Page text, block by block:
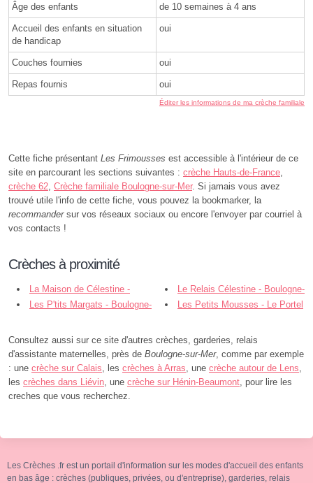
Âge des enfants de 10 semaines à 4 ans
Accueil des enfants en situation
de handicap
oui
Couches fournies oui
Repas fournis oui
Éditer les informations de ma crèche familiale
Cette fiche présentant Les Frimousses est accessible à l'intérieur de ce
site en parcourant les sections suivantes : crèche Hauts-de-France,
crèche 62, Crèche familiale Boulogne-sur-Mer. Si jamais vous avez
trouvé utile l'info de cette fiche, vous pouvez la bookmarker, la
recommandersur vos réseaux sociaux ou encore l'envoyer par courriel à
vos contacts !
Crèches à proximité
La Maison de Célestine -
Boulogne-sur-Mer
Le Relais Célestine - Boulogne-
sur-Mer
Les P'tits Margats - Boulogne-
Les Petits Mousses - Le Portel
Consultez aussi sur ce site d'autres crèches, garderies, relais
d'assistante maternelles, près de Boulogne-sur-Mer, comme par exemple
: une crèche sur Calais, les crèches à Arras, une crèche autour de Lens,
les crèches dans Liévin, une crèche sur Hénin-Beaumont, pour lire les
creches que vous recherchez.
Les Crèches .fr est un portail d'information sur les modes d'accueil des enfants
en bas âge : crèches (publiques, privées, ou d'entreprise), garderies, relais